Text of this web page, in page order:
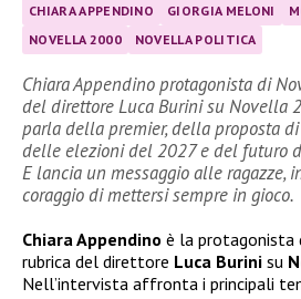
CHIARA APPENDINO GIORGIA MELONI
NOVELLA 2000
NOVELLA POLITICA
Chiara Appendino protagonista di
del direttore Luca Burini su Novella
parla della premier, della proposta
delle elezioni del 2027 e del futuro
E lancia un messaggio alle ragazze,
coraggio di mettersi sempre in gioco.
Chiara Appendino è la protagonista
rubrica del direttore Luca Burini su
Nell’intervista affronta i principali